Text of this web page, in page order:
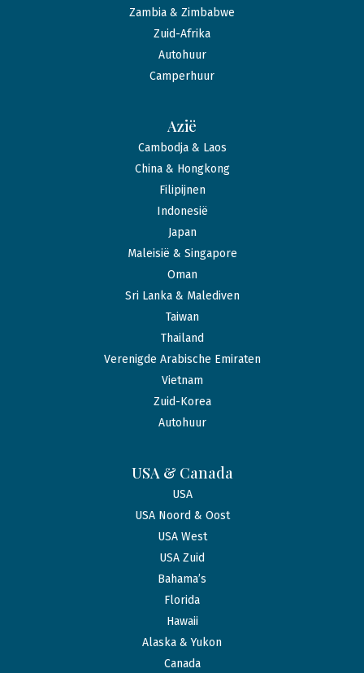
Zambia & Zimbabwe
Zuid-Afrika
Autohuur
Camperhuur
Azië
Cambodja & Laos
China & Hongkong
Filipijnen
Indonesië
Japan
Maleisië & Singapore
Oman
Sri Lanka & Malediven
Taiwan
Thailand
Verenigde Arabische Emiraten
Vietnam
Zuid-Korea
Autohuur
USA & Canada
USA
USA Noord & Oost
USA West
USA Zuid
Bahama’s
Florida
Hawaii
Alaska & Yukon
Canada